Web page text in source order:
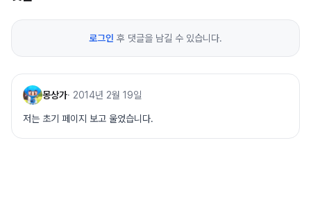
로그인 후 댓글을 남길 수 있습니다.
몽상가· 2014년 2월 19일
저는 초기 페이지 보고 울었습니다.